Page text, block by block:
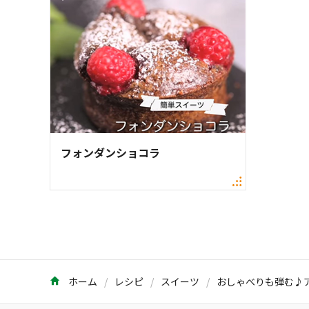
フォンダンショコラ
ホーム レシピ スイーツ おしゃべりも弾む♪